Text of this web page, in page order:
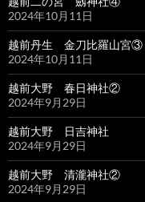
2024年10月11日
越前丹生 金刀比羅山宮③
2024年10月11日
越前大野 春日神社②
2024年9月29日
越前大野 日吉神社
2024年9月29日
越前大野 清瀧神社②
2024年9月29日